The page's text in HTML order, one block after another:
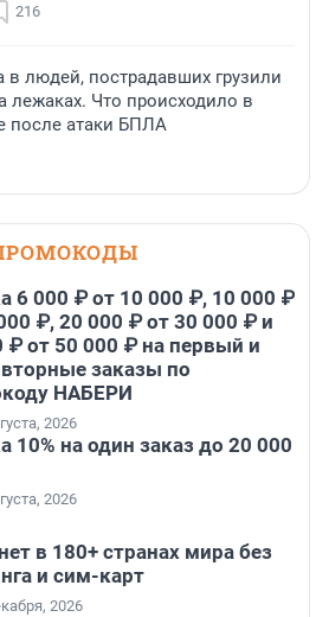
216
в людей, пострадавших грузили
лежаках. Что происходило в
после атаки БПЛА
6 000 ₽ от 10 000 ₽, 10 000 ₽
₽, 20 000 ₽ от 30 000 ₽ и
₽ от 50 000 ₽ на первый и
заказы по
НАБЕРИ
2026
10% на один заказ до 20 000
2026
в 180+ странах мира без
и сим-карт
2026